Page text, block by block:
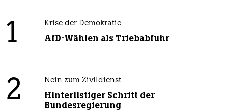
1 Krise der Demokratie
AfD-Wählen als Triebabfuhr
2 Nein zum Zivildienst
Hinterlistiger Schritt der
Bundesregierung